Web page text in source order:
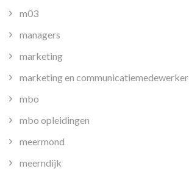
m03
managers
marketing
marketing en communicatiemedewerker
mbo
mbo opleidingen
meermond
meerndijk